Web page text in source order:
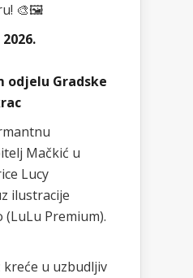
🎨🖼️
odjelu Gradske
Mačkić u
Lucy
ilustracije
(LuLu Premium).
u uzbudljiv